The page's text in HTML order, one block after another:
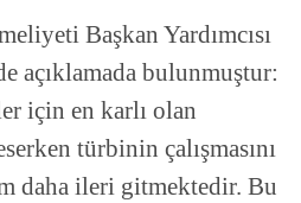
Başkan Yardımcısı
açıklamada bulunmuştur:
için en karlı olan
türbinin çalışmasını
daha ileri gitmektedir. Bu